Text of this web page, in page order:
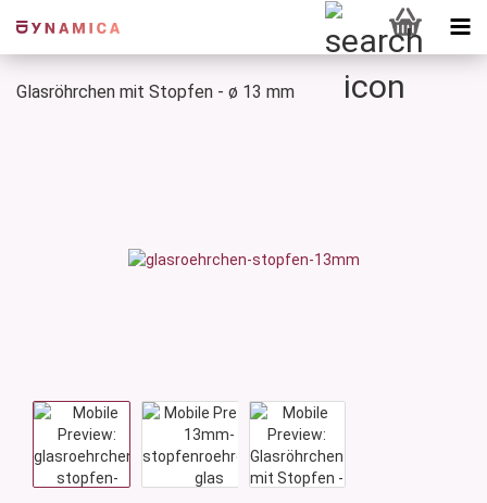
Glasröhrchen mit Stopfen - ø 13 mm